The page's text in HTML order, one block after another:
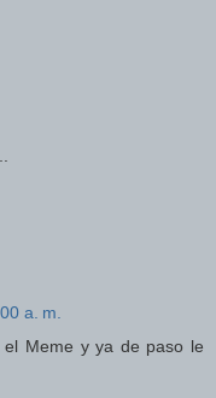
a. m.
Meme y ya de paso le